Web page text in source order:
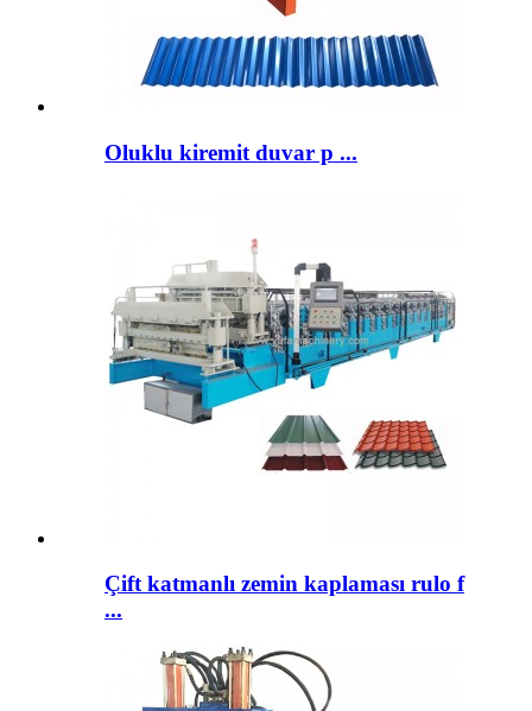
Oluklu kiremit duvar p ...
Çift katmanlı zemin kaplaması rulo f
...